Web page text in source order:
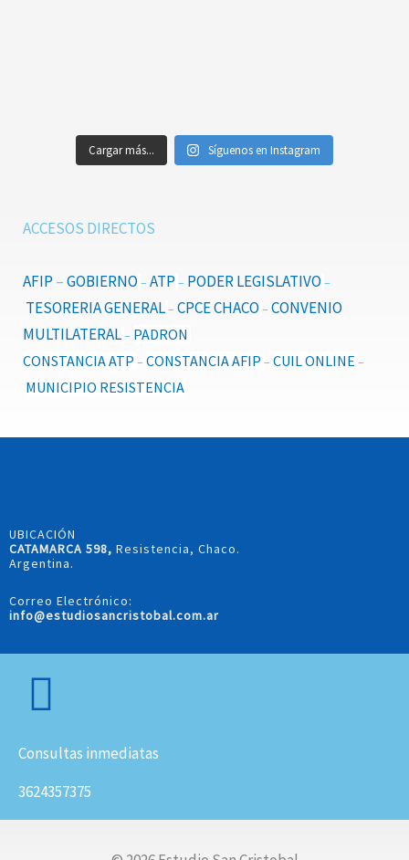
Cargar más... Síguenos en Instagram
ACCESOS DIRECTOS
AFIP–GOBIERNO – ATP– PODER LEGISLATIVO –
TESORERIA GENERAL– CPCE CHACO – CONVENIO
MULTILATERAL– PADRON
CONSTANCIA ATP – CONSTANCIA AFIP – CUIL ONLINE –
MUNICIPIO RESISTENCIA
UBICACIÓN
CATAMARCA 598, Resistencia, Chaco.
Argentina.
Correo Electrónico:
info@estudiosancristobal.com.ar
Consultas inmediatas
3624357375